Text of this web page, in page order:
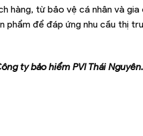
hàng, từ bảo vệ cá nhân và gia
phẩm để đáp ứng nhu cầu thị
ty bảo hiểm PVI Thái Nguyên.